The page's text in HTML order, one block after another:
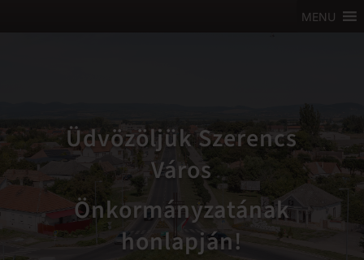
MENU
Üdvözöljük Szerencs
Város
Önkormányzatának
honlapján!